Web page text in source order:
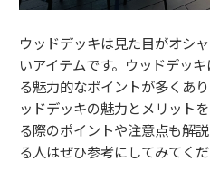
ウッドデッキは見た目がオシ
いアイテムです。ウッドデッ
る魅力的なポイントが多くあ
ッドデッキの魅力とメリット
る際のポイントや注意点も解
る人はぜひ参考にしてみてくだ